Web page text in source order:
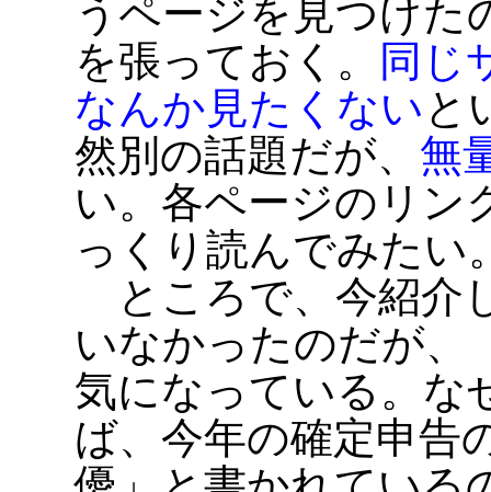
うページを見つけた
を張っておく。
同じ
なんか見たくない と
然別の話題だが、 無
い。各ページのリン
っくり読んでみたい
ところで、今紹介
いなかったのだが、
気になっている。な
ば、今年の確定申告